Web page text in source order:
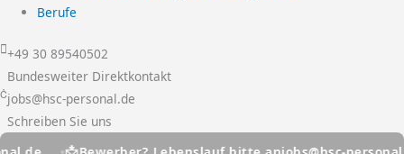
Berufe
+49 30 89540502
Bundesweiter Direktkontakt
jobs@hsc-personal.de
Schreiben Sie uns